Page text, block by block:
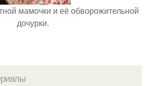
мамочки и её обворожительной
дочурки.